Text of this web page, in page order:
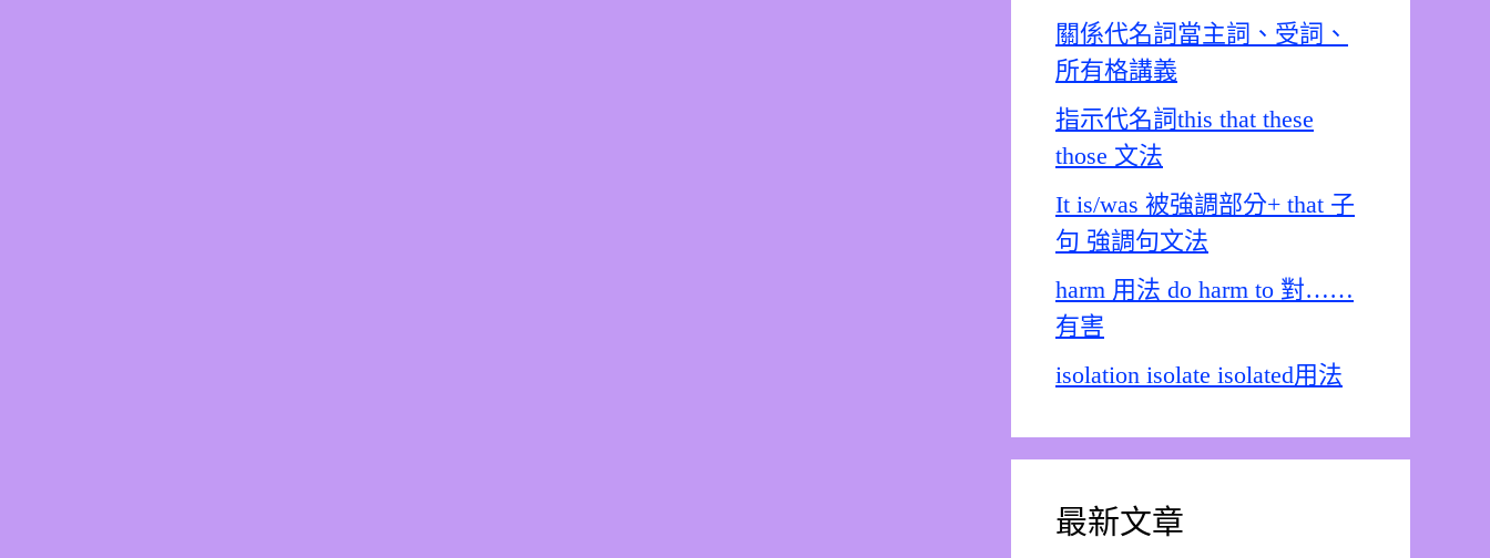
關係代名詞當主詞、受詞、
所有格講義
指示代名詞this that these
those 文法
It is/was 被強調部分+ that 子
句 強調句文法
harm 用法 do harm to 對……
有害
isolation isolate isolated用法
最新文章